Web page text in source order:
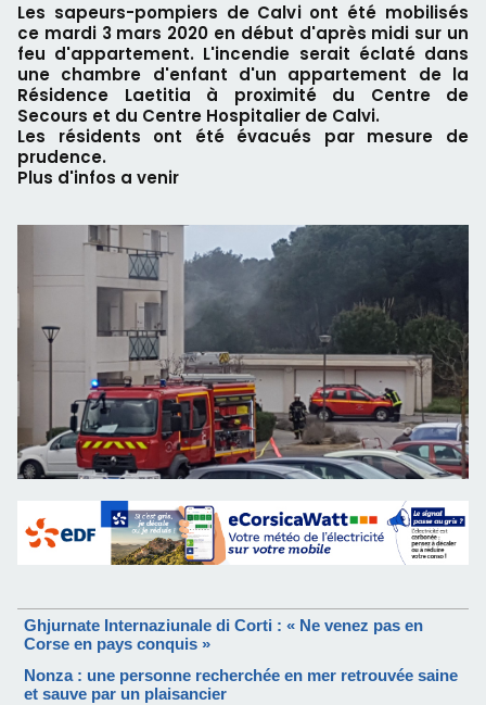
Les sapeurs-pompiers de Calvi ont été mobilisés
ce mardi 3 mars 2020 en début d'après midi sur un
feu d'appartement. L'incendie serait éclaté dans
une chambre d'enfant d'un appartement de la
Résidence Laetitia à proximité du Centre de
Secours et du Centre Hospitalier de Calvi.
Les résidents ont été évacués par mesure de
prudence.
Plus d'infos a venir
Ghjurnate Internaziunale di Corti : « Ne venez pas en
Corse en pays conquis »
Nonza : une personne recherchée en mer retrouvée saine
et sauve par un plaisancier